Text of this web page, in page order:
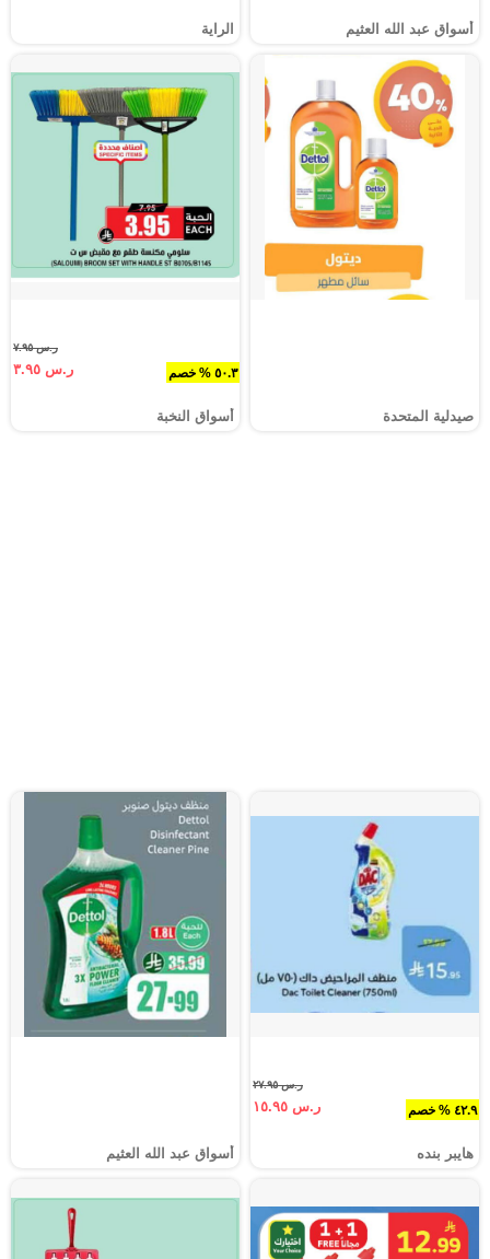
أسواق عبد الله العثيم الراية
صيدلية المتحدة
٥٠.٣ % خصم
ر.س ٧.٩٥
ر.س ٣.٩٥
أسواق النخبة
٤٢.٩ % خصم
ر.س ٢٧.٩٥
ر.س ١٥.٩٥
هايبر بنده أسواق عبد الله العثيم